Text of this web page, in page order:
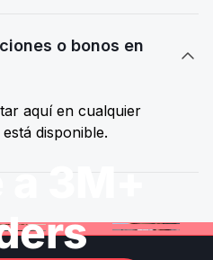
o bonos en

aquí en cualquier
disponible.
a 3M+